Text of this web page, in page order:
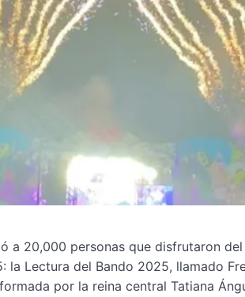
a 20,000 personas que disfrutaron
la Lectura del Bando 2025, llamado
por la reina central Tatiana